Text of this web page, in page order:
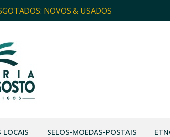
NOVOS & USADOS
LOCAIS SELOS-MOEDAS-POSTAIS